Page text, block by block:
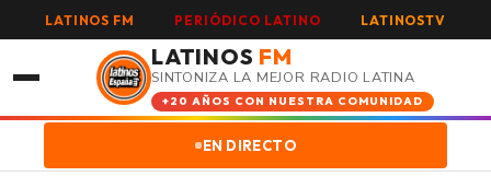
LATINOS FM PERIÓDICO LATINO LATINOSTV
LATINOS FM
SINTONIZA LA MEJOR RADIO LATINA
+20 AÑOS CON NUESTRA COMUNIDAD
EN DIRECTO